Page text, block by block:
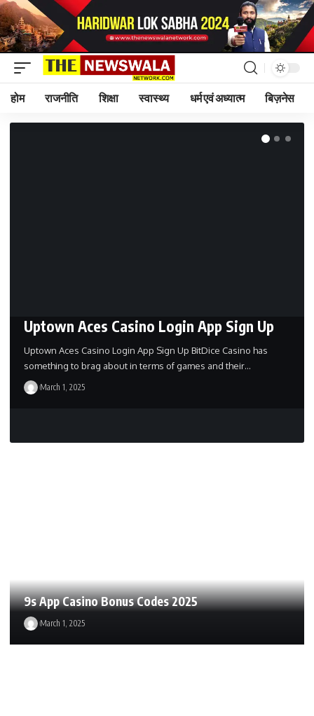
होम राजनीति शिक्षा स्वास्थ्य धर्म एवं अध्यात्म बिज़नेस
Uptown Aces Casino Login App Sign Up
Uptown Aces Casino Login App Sign Up BitDice Casino has
something to brag about in terms of games and their…
March 1, 2025
9s App Casino Bonus Codes 2025
March 1, 2025